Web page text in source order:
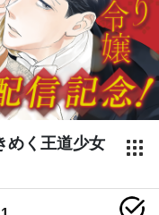
めく王道少女